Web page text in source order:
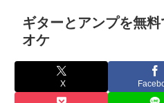
ギターとアンプを無
オケ
X